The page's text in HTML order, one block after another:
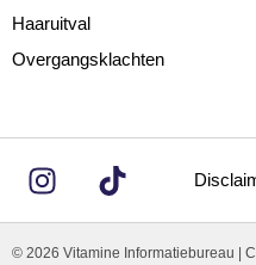
Haaruitval
Overgangsklachten
© 2026 Vitamine Informatiebureau |